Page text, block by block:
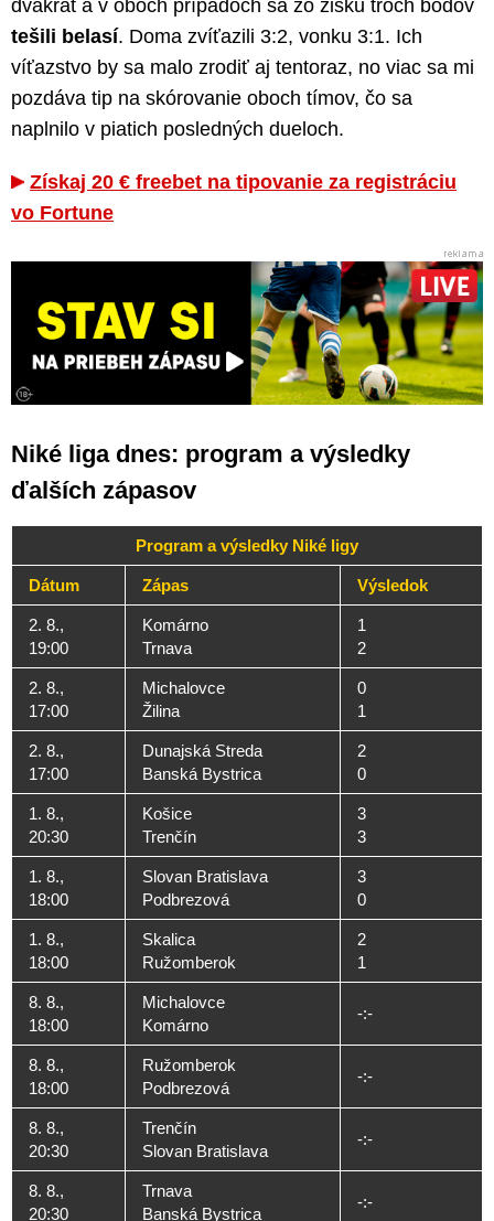
dvakrát a v oboch prípadoch sa zo zisku troch bodov
tešili belasí. Doma zvíťazili 3:2, vonku 3:1. Ich
víťazstvo by sa malo zrodiť aj tentoraz, no viac sa mi
pozdáva tip na skórovanie oboch tímov, čo sa
naplnilo v piatich posledných dueloch.
Získaj 20 € freebet na tipovanie za registráciu
vo Fortune
Niké liga dnes: program a výsledky
ďalších zápasov
Program a výsledky Niké ligy
Dátum Zápas Výsledok
2. 8.,
19:00
Komárno
Trnava
1
2
2. 8.,
17:00
Michalovce
Žilina
0
1
2. 8.,
17:00
Dunajská Streda
Banská Bystrica
2
0
1. 8.,
20:30
Košice
Trenčín
3
3
1. 8.,
18:00
Slovan Bratislava
Podbrezová
3
0
1. 8.,
18:00
Skalica
Ružomberok
2
1
8. 8.,
18:00
Michalovce
Komárno
-:-
8. 8.,
18:00
Ružomberok
Podbrezová
-:-
8. 8.,
20:30
Trenčín
Slovan Bratislava
-:-
8. 8.,
20:30
Trnava
Banská Bystrica
-:-